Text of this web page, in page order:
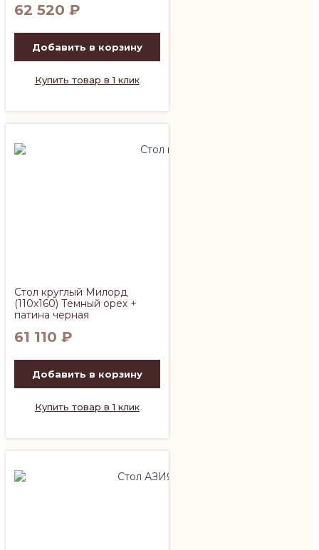
62 520 ₽
Добавить в корзину
Купить товар в 1 клик
Стол круглый Милорд
(110х160) Темный орех +
патина черная
61 110 ₽
Добавить в корзину
Купить товар в 1 клик